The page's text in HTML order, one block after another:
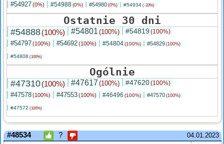
#54927(0%) #54988 (0%) #54980 (0%) #54934 (-33%)
Ostatnie 30 dni
#54888(100%) #54801 (100%) #54819 (100%)
#54797(100%) #54692(100%) #54804(100%) #54829 (100%)
#54808 (100%)
Ogólnie
#47310(100%) #47617 (100%) #47620(100%)
#47578(100%) #47553(100%) #46496 (100%) #47570 (100%)
#47572 (100%)
04.01.2023
#48534 ?